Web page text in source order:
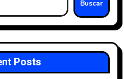
Buscar
Posts